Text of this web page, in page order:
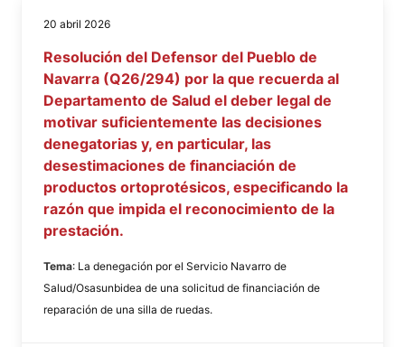
20 abril 2026
Resolución del Defensor del Pueblo de
Navarra (Q26/294) por la que recuerda al
Departamento de Salud el deber legal de
motivar suficientemente las decisiones
denegatorias y, en particular, las
desestimaciones de financiación de
productos ortoprotésicos, especificando la
razón que impida el reconocimiento de la
prestación.
Tema: La denegación por el Servicio Navarro de
Salud/Osasunbidea de una solicitud de financiación de
reparación de una silla de ruedas.